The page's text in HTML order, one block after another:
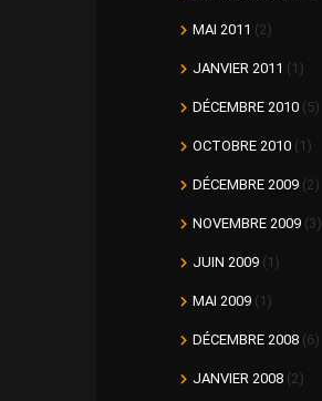
MAI 2011 (2)
JANVIER 2011 (1)
DÉCEMBRE 2010 (5)
OCTOBRE 2010 (1)
DÉCEMBRE 2009 (2)
NOVEMBRE 2009 (3)
JUIN 2009 (1)
MAI 2009 (1)
DÉCEMBRE 2008 (6)
JANVIER 2008 (2)